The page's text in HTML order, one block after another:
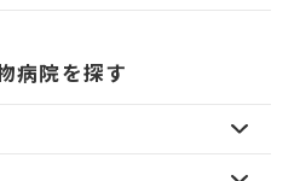
病院を探す